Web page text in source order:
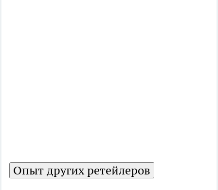
Опыт других ретейлеров